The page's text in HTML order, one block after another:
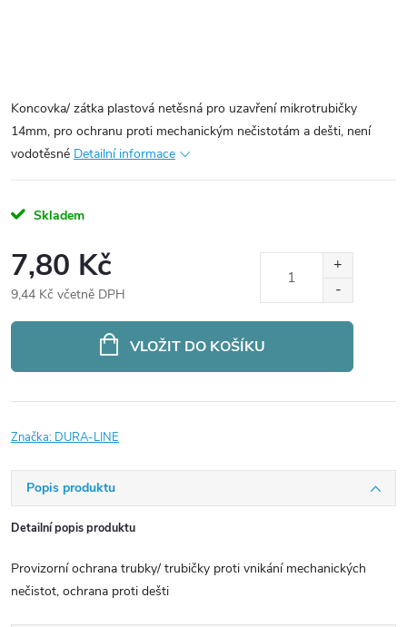
Koncovka/ zátka plastová netěsná pro uzavření mikrotrubičky
14mm, pro ochranu proti mechanickým nečistotám a dešti, není
vodotěsné Detailní informace
Skladem
7,80 Kč
9,44 Kč včetně DPH
VLOŽIT DO KOŠÍKU
Značka: DURA-LINE
Popis produktu
Detailní popis produktu
Provizorní ochrana trubky/ trubičky proti vnikání mechanických
nečistot, ochrana proti dešti